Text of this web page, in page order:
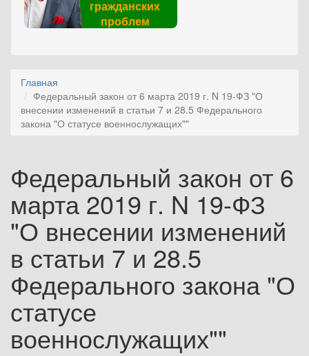
гражданских
проблем
Главная
Федеральный закон от 6 марта 2019 г. N 19-ФЗ "О
внесении изменений в статьи 7 и 28.5 Федерального
закона "О статусе военнослужащих""
Федеральный закон от 6
марта 2019 г. N 19-ФЗ
"О внесении изменений
в статьи 7 и 28.5
Федерального закона "О
статусе
военнослужащих""